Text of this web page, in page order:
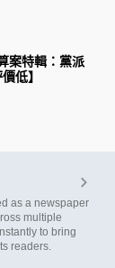
案特輯：黨派
低】
as a newspaper
multiple
to bring
readers.